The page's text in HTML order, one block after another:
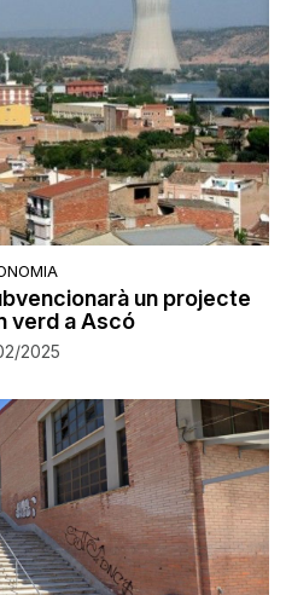
un projecte
verd a Ascó
2025